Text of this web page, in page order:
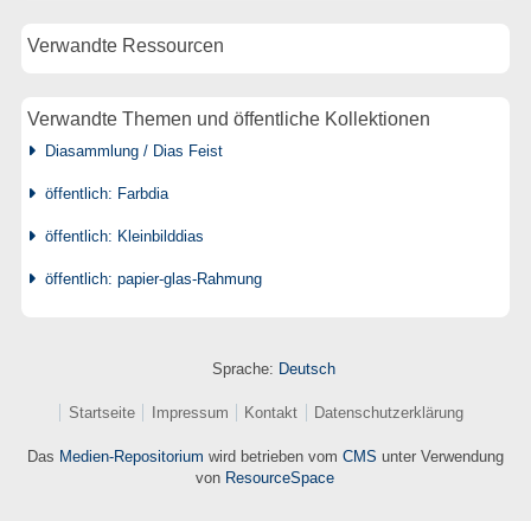
Verwandte Ressourcen
Verwandte Themen und öffentliche Kollektionen
Diasammlung / Dias Feist
öffentlich: Farbdia
öffentlich: Kleinbilddias
öffentlich: papier-glas-Rahmung
Sprache: Deutsch
Startseite Impressum Kontakt Datenschutzerklärung
Das Medien-Repositorium wird betrieben vom CMS unter Verwendung
von ResourceSpace